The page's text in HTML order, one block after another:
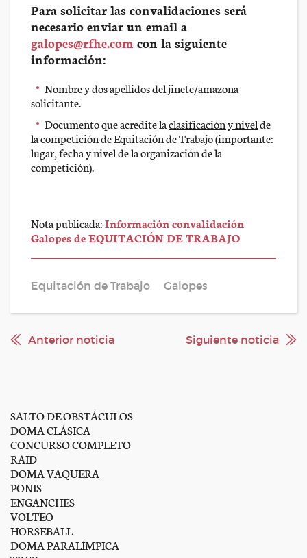
Para solicitar las convalidaciones será
necesario enviar un email a
galopes@rfhe.com con la siguiente
información:
Nombre y dos apellidos del jinete/amazona
solicitante.
Documento que acredite laclasificación y nivelde
la competición de Equitación de Trabajo (importante:
lugar, fecha y nivel de la organización de la
competición).
Nota publicada:Información convalidación
Galopes de EQUITACIÓN DE TRABAJO
Equitación de Trabajo Galopes
Anterior noticia Siguiente noticia
SALTO DE OBSTÁCULOS
DOMA CLÁSICA
CONCURSO COMPLETO
RAID
DOMA VAQUERA
PONIS
ENGANCHES
VOLTEO
HORSEBALL
DOMA PARALÍMPICA